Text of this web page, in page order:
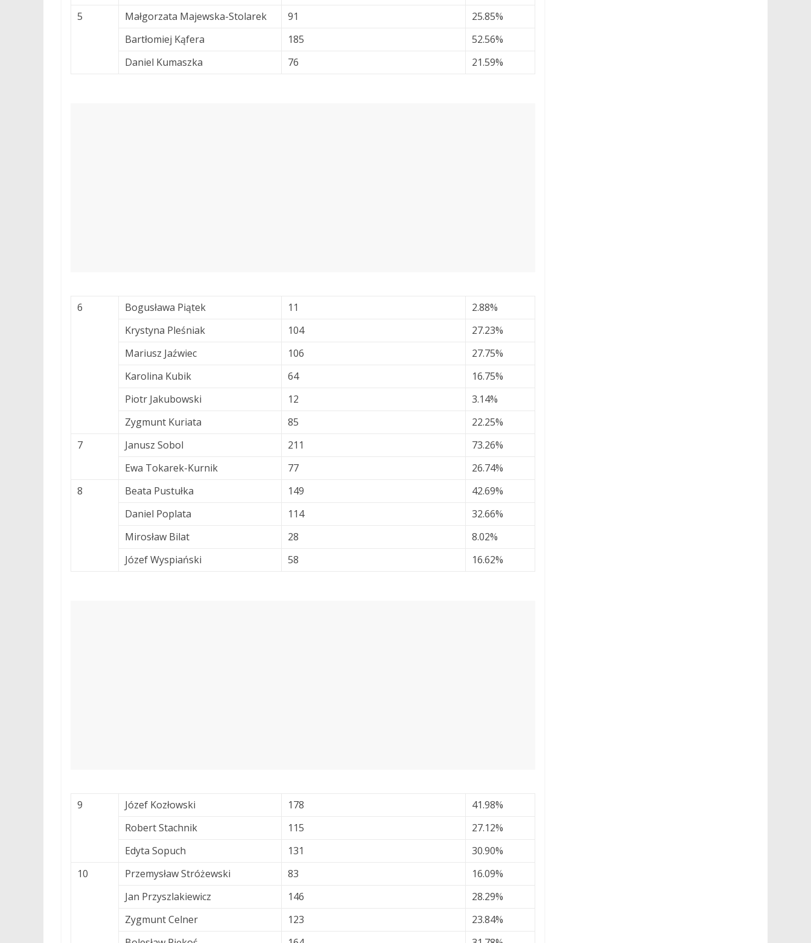
5
Małgorzata Majewska-Stolarek 91
25.85%
Bartłomiej Kąfera
185
52.56%
Daniel Kumaszka
76 21.59%
6 Bogusława Piątek 11
2.88%
Krystyna Pleśniak
104
27.23%
Mariusz Jaźwiec
106
27.75%
Karolina Kubik
64
16.75%
Piotr Jakubowski
12
3.14%
Zygmunt Kuriata
85
22.25%
7
Janusz Sobol 211
73.26%
Ewa Tokarek-Kurnik
77
26.74%
8
Beata Pustułka 149
42.69%
Daniel Poplata
114
32.66%
Mirosław Bilat
28
8.02%
Józef Wyspiański
58 16.62%
9 Józef Kozłowski 178
41.98%
Robert Stachnik
115
27.12%
Edyta Sopuch
131
30.90%
10
Przemysław Stróżewski 83
16.09%
Jan Przyszlakiewicz
146
28.29%
Zygmunt Celner
123
23.84%